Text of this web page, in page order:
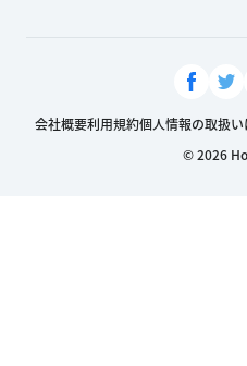
会社概要利用規約個人情報の取扱い
© 2026